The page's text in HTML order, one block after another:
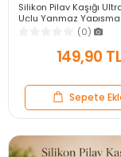
Silikon Pilav Kaşığı
Uçlu Yanmaz
Dayanıklı Gri Servis
(0)
149,90 TL
Sepete